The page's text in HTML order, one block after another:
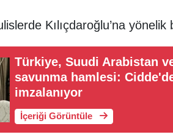
Kılıçdaroğlu’na
Türkiye, Suudi Arabistan
savunma hamlesi:
imzalanıyor
İçeriği Görüntüle